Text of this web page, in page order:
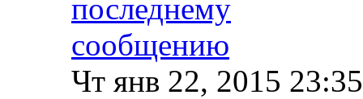
Чт янв 22, 2015 23:35